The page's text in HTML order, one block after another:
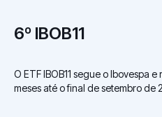
6º IBOB11
O ETF IBOB11 segue o Ibovespa
meses até o final de setembro de